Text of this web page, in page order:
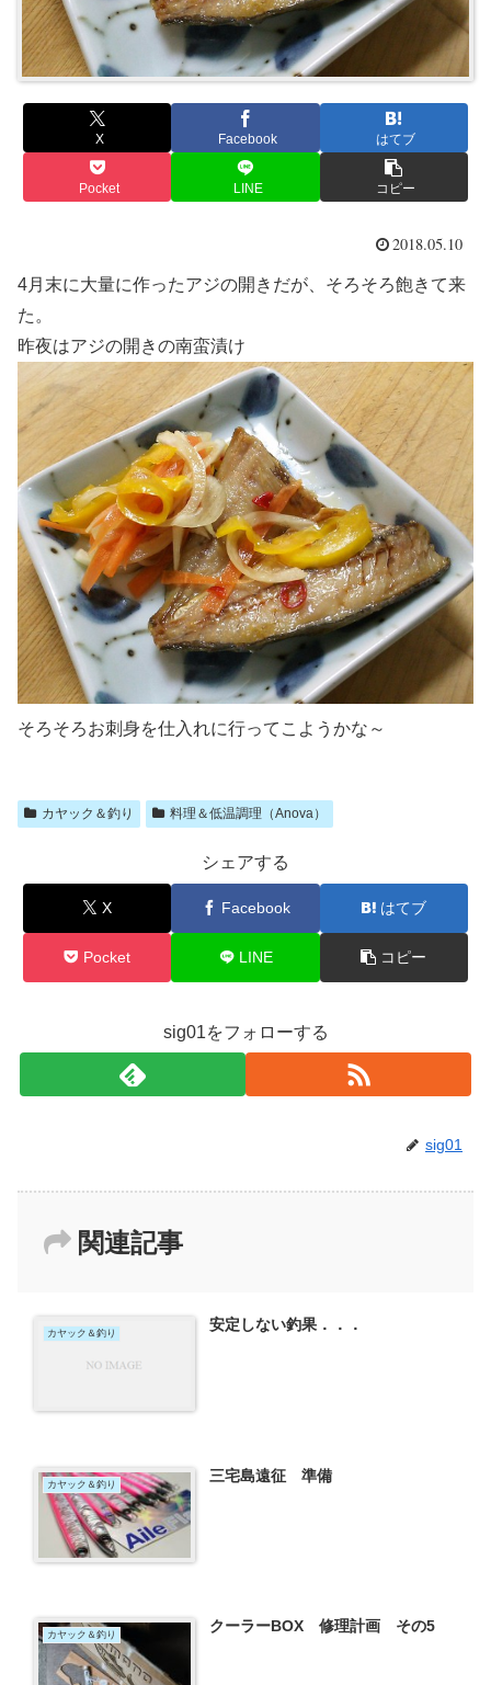
X Facebook はてブ
Pocket LINE コピー
2018.05.10
4月末に大量に作ったアジの開きだが、そろそろ飽きて来
た。
昨夜はアジの開きの南蛮漬け
そろそろお刺身を仕入れに行ってこようかな～
カヤック＆釣り 料理＆低温調理（Anova）
シェアする
X Facebook はてブ
Pocket LINE コピー
sig01をフォローする
sig01
関連記事
カヤック＆釣り 安定しない釣果．．．
カヤック＆釣り 三宅島遠征 準備
カヤック＆釣り クーラーBOX 修理計画 その5